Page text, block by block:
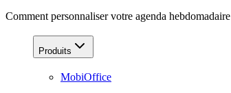
Comment personnaliser votre agenda
Produits
MobiOffice